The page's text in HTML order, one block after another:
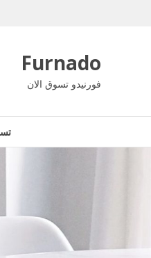
Furnado
فورنيدو تسوق الان